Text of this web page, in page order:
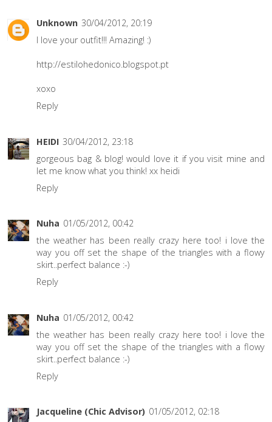
Unknown 30/04/2012, 20:19
I love your outfit!!! Amazing! :)
http://estilohedonico.blogspot.pt
xoxo
Reply
HEIDI 30/04/2012, 23:18
gorgeous bag & blog! would love it if you visit mine and
let me know what you think! xx heidi
Reply
Nuha 01/05/2012, 00:42
the weather has been really crazy here too! i love the
way you off set the shape of the triangles with a flowy
skirt..perfect balance :-)
Reply
Nuha 01/05/2012, 00:42
the weather has been really crazy here too! i love the
way you off set the shape of the triangles with a flowy
skirt..perfect balance :-)
Reply
Jacqueline (Chic Advisor) 01/05/2012, 02:18